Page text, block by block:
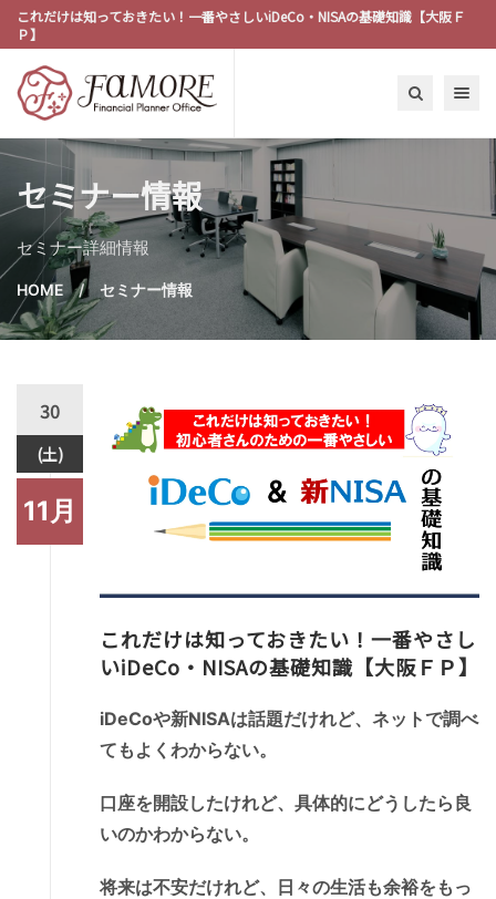
これだけは知っておきたい！一番やさしいiDeCo・NISAの基礎知識【大阪Ｆ
Ｐ】
Toggle
セミナー情報
セミナー詳細情報
HOME セミナー情報
30
(土)
11月
これだけは知っておきたい！一番やさし
いiDeCo・NISAの基礎知識【大阪ＦＰ】
iDeCoや新NISAは話題だけれど、ネットで調べ
てもよくわからない。
口座を開設したけれど、具体的にどうしたら良
いのかわからない。
将来は不安だけれど、日々の生活も余裕をもっ